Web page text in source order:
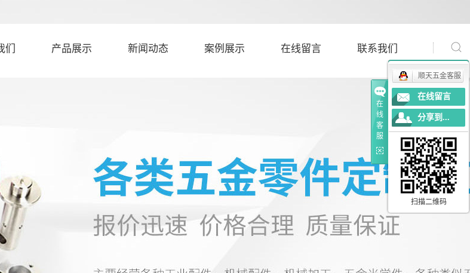
们 产品展示 新闻动态 案例展示 在线留言 联系我们
在
线
客
服
顺天五金客服
在线留言
分享到...
扫描二维码